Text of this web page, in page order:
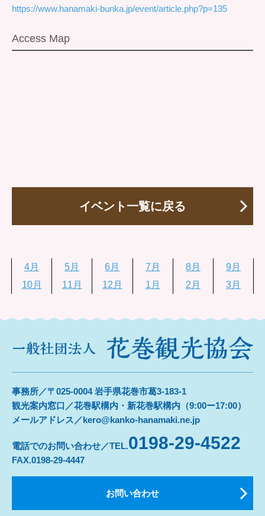
https://www.hanamaki-bunka.jp/event/article.php?p=135
Access Map
イベント一覧に戻る
4月 5月 6月 7月 8月
9月
10月
11月 12月 1月 2月 3月
事務所／〒025-0004 岩手県花巻市葛3-183-1
観光案内窓口／花巻駅構内・新花巻駅構内（9:00ー17:00）
メールアドレス／kero@kanko-hanamaki.ne.jp
電話でのお問い合わせ／TEL.0198-29-4522
FAX.0198-29-4447
お問い合わせ